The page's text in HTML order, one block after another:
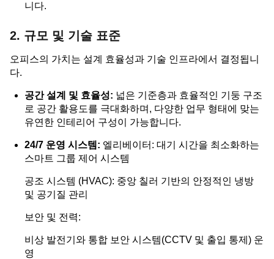
니다.
2. 규모 및 기술 표준
오피스의 가치는 설계 효율성과 기술 인프라에서 결정됩니
다.
공간 설계 및 효율성: 넓은 기준층과 효율적인 기둥 구조
로 공간 활용도를 극대화하며, 다양한 업무 형태에 맞는
유연한 인테리어 구성이 가능합니다.
24/7 운영 시스템: 엘리베이터: 대기 시간을 최소화하는
스마트 그룹 제어 시스템
공조 시스템 (HVAC): 중앙 칠러 기반의 안정적인 냉방
및 공기질 관리
보안 및 전력:
비상 발전기와 통합 보안 시스템(CCTV 및 출입 통제) 운
영